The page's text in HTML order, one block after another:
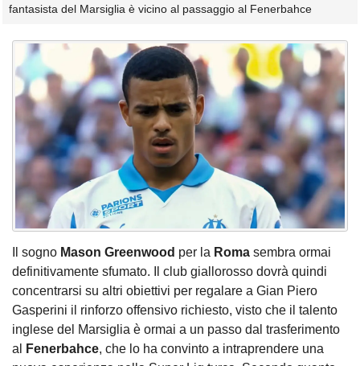
fantasista del Marsiglia è vicino al passaggio al Fenerbahce
Il sogno Mason Greenwood per la Roma sembra ormai
definitivamente sfumato. Il club giallorosso dovrà quindi
concentrarsi su altri obiettivi per regalare a Gian Piero
Gasperini il rinforzo offensivo richiesto, visto che il talento
inglese del Marsiglia è ormai a un passo dal trasferimento
al
Fenerbahce, che lo ha convinto a intraprendere una